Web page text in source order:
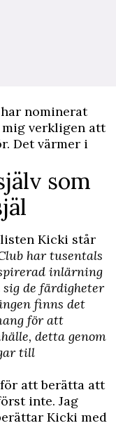
nominerat
mig verkligen att
Det värmer i
som
Kicki står
har tusentals
inlärning
de färdigheter
finns det
för att
detta genom
till
att berätta att
inte. Jag
Kicki med